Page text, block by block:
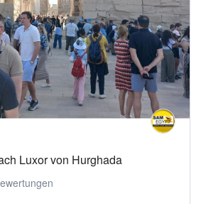
Luxor von Hurghada